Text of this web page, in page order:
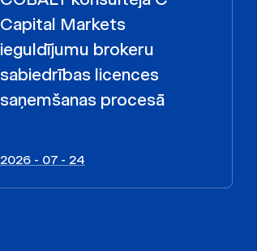
Capital Markets
ieguldījumu brokeru
sabiedrības licences
saņemšanas procesā
2026 - 07 - 24